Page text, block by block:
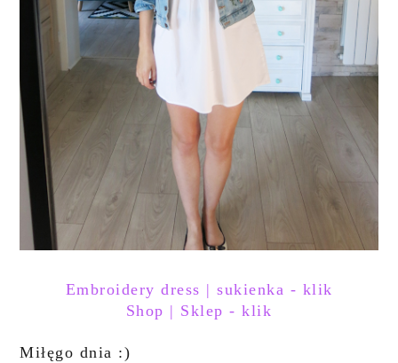
Embroidery dress | sukienka - klik
Shop | Sklep - klik
Miłęgo dnia :)